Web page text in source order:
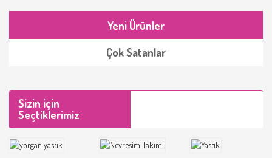
Yeni Ürünler
Çok Satanlar
Sizin için
Seçtiklerimiz